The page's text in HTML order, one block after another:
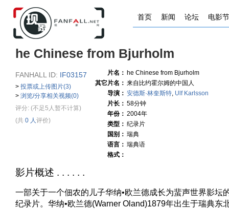
首页 新闻 论坛 电影节
he Chinese from Bjurholm
FANHALL ID: IF03157
> 投票或上传图片(3)
> 浏览/分享相关视频(0)
评分: (不足5人暂不计算)
(共 0 人评价)
片名： he Chinese from Bjurholm
其它片名： 来自比约霍尔姆的中国人
导演： 安德斯·林奎斯特, Ulf Karlsson
片长： 58分钟
年份： 2004年
类型： 纪录片
国别： 瑞典
语言： 瑞典语
格式：
影片概述 . . . . . .
一部关于一个佃农的儿子华纳•欧兰德成长为蜚声世界影坛
纪录片。华纳•欧兰德(Warner Oland)1879年出生于瑞典东